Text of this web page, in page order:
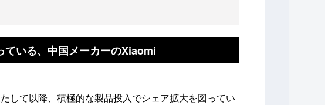
ている、中国メーカーのXiaomi
して以降、積極的な製品投入でシェア拡大を図ってい